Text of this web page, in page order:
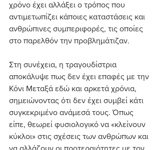
χρόνο έχει αλλάξει ο τρόπος που
αντιμετωπίζει κάποιες καταστάσεις και
ανθρώπινες συμπεριφορές, τις οποίες
στο παρελθόν την προβλημάτιζαν.
Στη συνέχεια, η τραγουδίστρια
αποκάλυψε πως δεν έχει επαφές με την
Κόνι Μεταξά εδώ και αρκετά χρόνια,
σημειώνοντας ότι δεν έχει συμβεί κάτι
συγκεκριμένο ανάμεσά τους. Όπως
είπε, θεωρεί φυσιολογικό να «κλείνουν
κύκλοι» στις σχέσεις των ανθρώπων και
να αλλάζουν οι προτεραιότητες με τον